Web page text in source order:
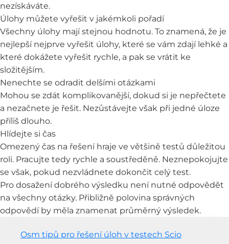
nezískáváte.
Úlohy můžete vyřešit v jakémkoli pořadí
Všechny úlohy mají stejnou hodnotu. To znamená, že je
nejlepší nejprve vyřešit úlohy, které se vám zdají lehké a
které dokážete vyřešit rychle, a pak se vrátit ke
složitějším.
Nenechte se odradit delšími otázkami
Mohou se zdát komplikovanější, dokud si je nepřečtete
a nezačnete je řešit. Nezůstávejte však při jedné úloze
příliš dlouho.
Hlídejte si čas
Omezený čas na řešení hraje ve většině testů důležitou
roli. Pracujte tedy rychle a soustředěně. Neznepokojujte
se však, pokud nezvládnete dokončit celý test.
Pro dosažení dobrého výsledku není nutné odpovědět
na všechny otázky. Přibližně polovina správných
odpovědí by měla znamenat průměrný výsledek.
Osm tipů pro řešení úloh v testech Scio